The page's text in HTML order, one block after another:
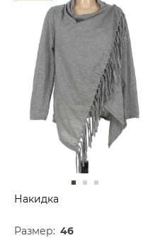
Накидка
Размер: 46